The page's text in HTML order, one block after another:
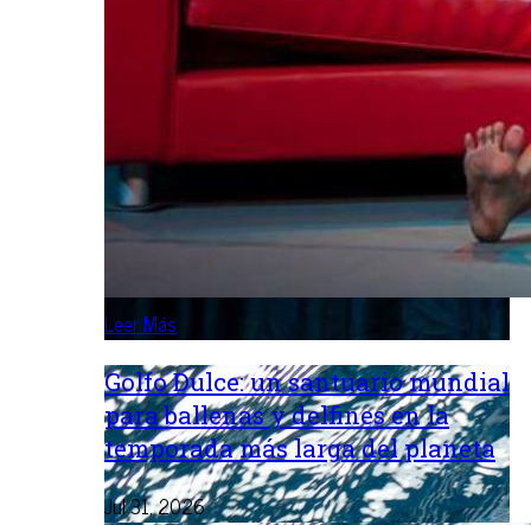
Leer Más
Golfo Dulce: un santuario mundial
para ballenas y delfines en la
temporada más larga del planeta
Jul 31, 2026